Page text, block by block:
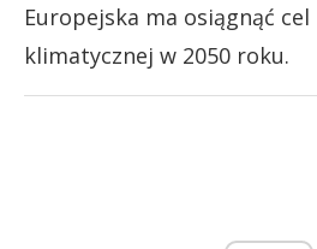
Europejska ma osiągnąć
klimatycznej w 2050 roku.